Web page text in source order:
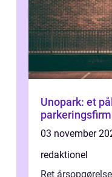
Unopark: et
03 november
redaktionel
Ret